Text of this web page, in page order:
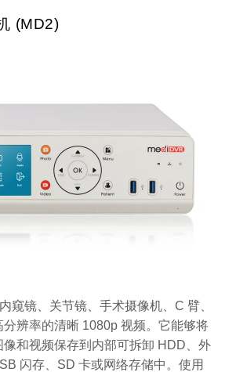
(MD2)
窥镜、关节镜、手术摄像机、C 臂、
辨率的清晰 1080p 视频。它能够将
和视频保存到内部可拆卸 HDD、外
闪存、SD 卡或网络存储中。使用